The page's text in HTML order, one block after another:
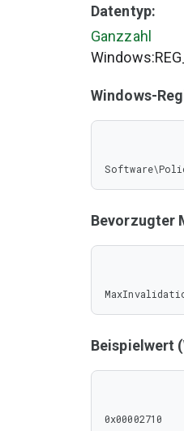
Datentyp:
Ganzzahl
Windows-
Bevorzugter
Beispielwert
0x00002710